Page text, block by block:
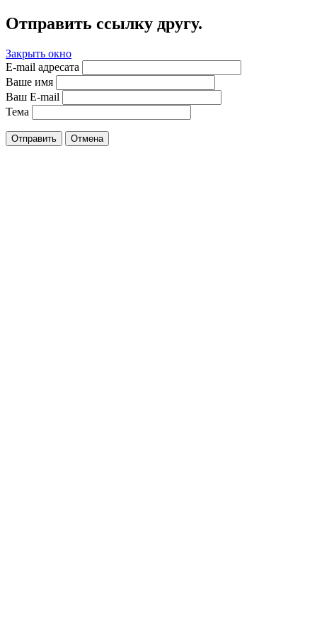
Отправить ссылку другу.
Закрыть окно
E-mail адресата
Ваше имя
Ваш E-mail
Тема
Отправить Отмена